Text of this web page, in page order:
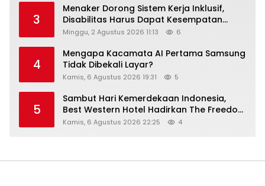
3
Menaker Dorong Sistem Kerja Inklusif,
Disabilitas Harus Dapat Kesempatan
Setara
Minggu, 2 Agustus 2026 11:13 6
4
Mengapa Kacamata AI Pertama Samsung
Tidak Dibekali Layar?
Kamis, 6 Agustus 2026 19:31 5
5
Sambut Hari Kemerdekaan Indonesia,
Best Western Hotel Hadirkan The Freedom
Stay Diskon Hingga 45%
Kamis, 6 Agustus 2026 22:25 4